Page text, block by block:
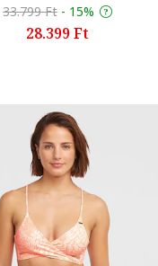
33.799 Ft - 15%
28.399 Ft